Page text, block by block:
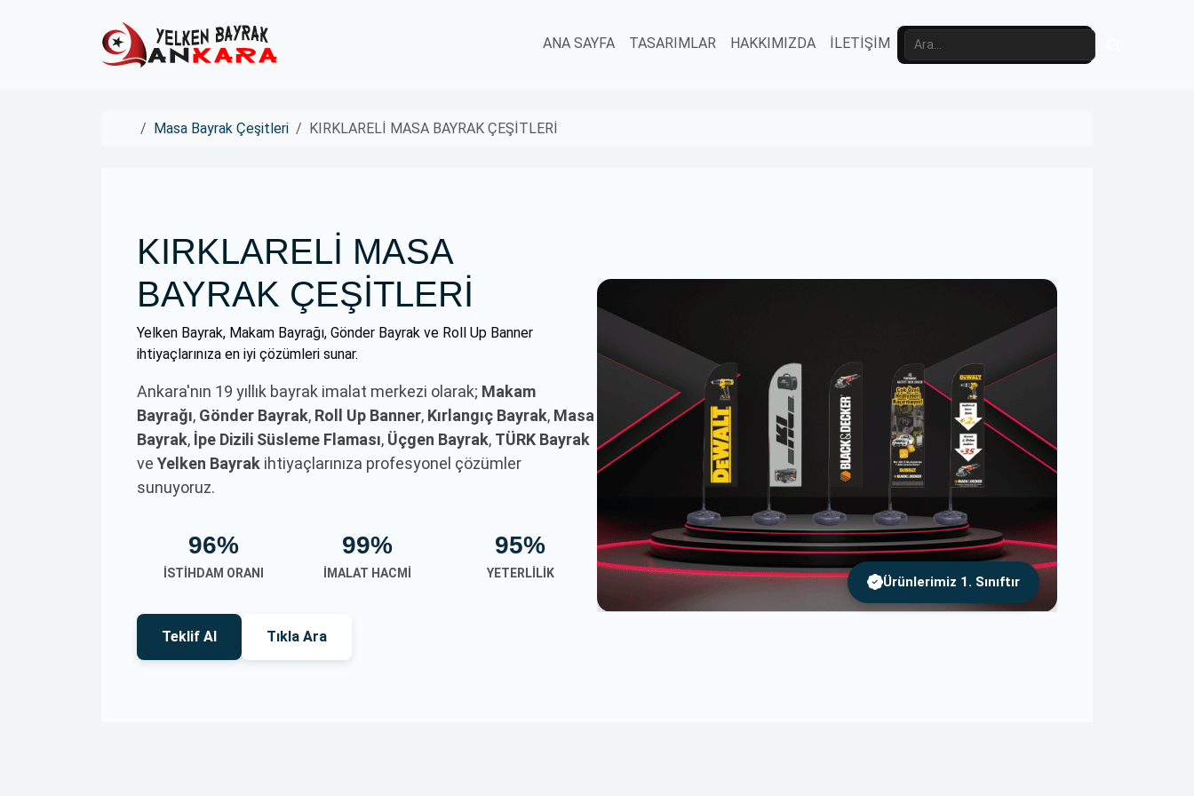
ANA SAYFA
TASARIMLAR HAKKIMIZDA İLETİŞİM
HomeMasa Bayrak Çeşitleri KIRKLARELİ MASA BAYRAK ÇEŞİTLERİ
KIRKLARELİ MASA
BAYRAK ÇEŞİTLERİ
Yelken Bayrak, Makam Bayrağı, Gönder Bayrak ve Roll Up Banner
ihtiyaçlarınıza en iyi çözümleri sunar.
Ankara'nın 19 yıllık bayrak imalat merkezi olarak; Makam
Bayrağı, Gönder Bayrak, Roll Up Banner, Kırlangıç Bayrak, Masa
Bayrak, İpe Dizili Süsleme Flaması, Üçgen Bayrak, TÜRK Bayrak
ve Yelken Bayrak ihtiyaçlarınıza profesyonel çözümler
sunuyoruz.
96%
İSTIHDAM ORANI
99%
İMALAT HACMI
95%
YETERLILIK
Teklif Al Tıkla Ara
Ürünlerimiz 1. Sınıftır